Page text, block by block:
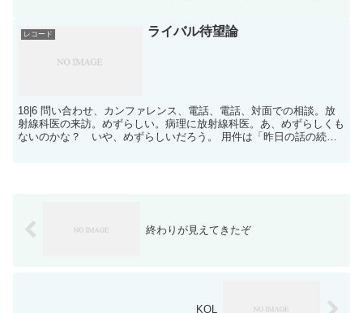
レコード ライバル待望論
18|6 問い合わせ、カンファレンス、電話、電話、対面での相談。放
射線科医の来訪。めずらしい。病理に放射線科医。あ、めずらしくも
ないのかな？ いや、めずらしいだろう。 用件は「昨日の話の続
終わりが見えてきたぞ
KOL